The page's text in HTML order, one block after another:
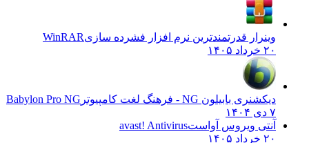
وینرار قدرتمندترین نرم افزار فشرده سازیWinRAR
۲۰ خرداد ۱۴۰۵
دیکشنری بابیلون NG - فرهنگ لغت کامپیوتر
Babylon Pro NG
۷ دی ۱۴۰۴
آنتی ویروس آواستavast! Antivirus
۲۰ خرداد ۱۴۰۵